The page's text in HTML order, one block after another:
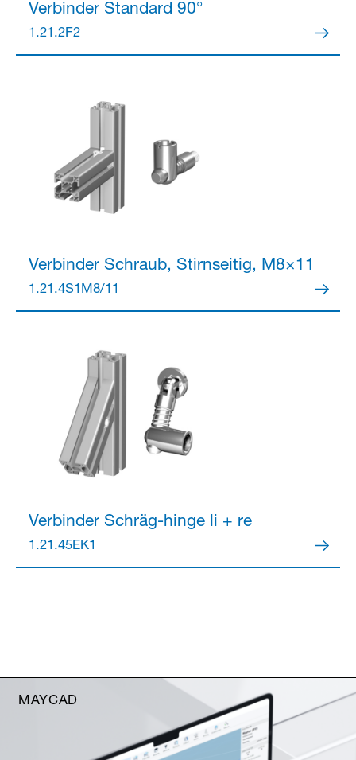
VerbinderStandard 90°
1.21.2F2
VerbinderSchraub, Stirnseitig, M8×11
1.21.4S1M8/11
VerbinderSchräg-hinge li + re
1.21.45EK1
MAYCAD
Anmelden